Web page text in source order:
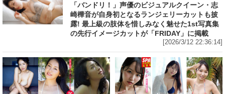
「バンドリ！」声優のビジュアルクイーン・志
崎樺音が自身初となるランジェリーカットも披
露! 最上級の肢体を惜しみなく魅せた1st写真集
の先行イメージカットが「FRIDAY」に掲載
[2026/3/12 22:36:14]